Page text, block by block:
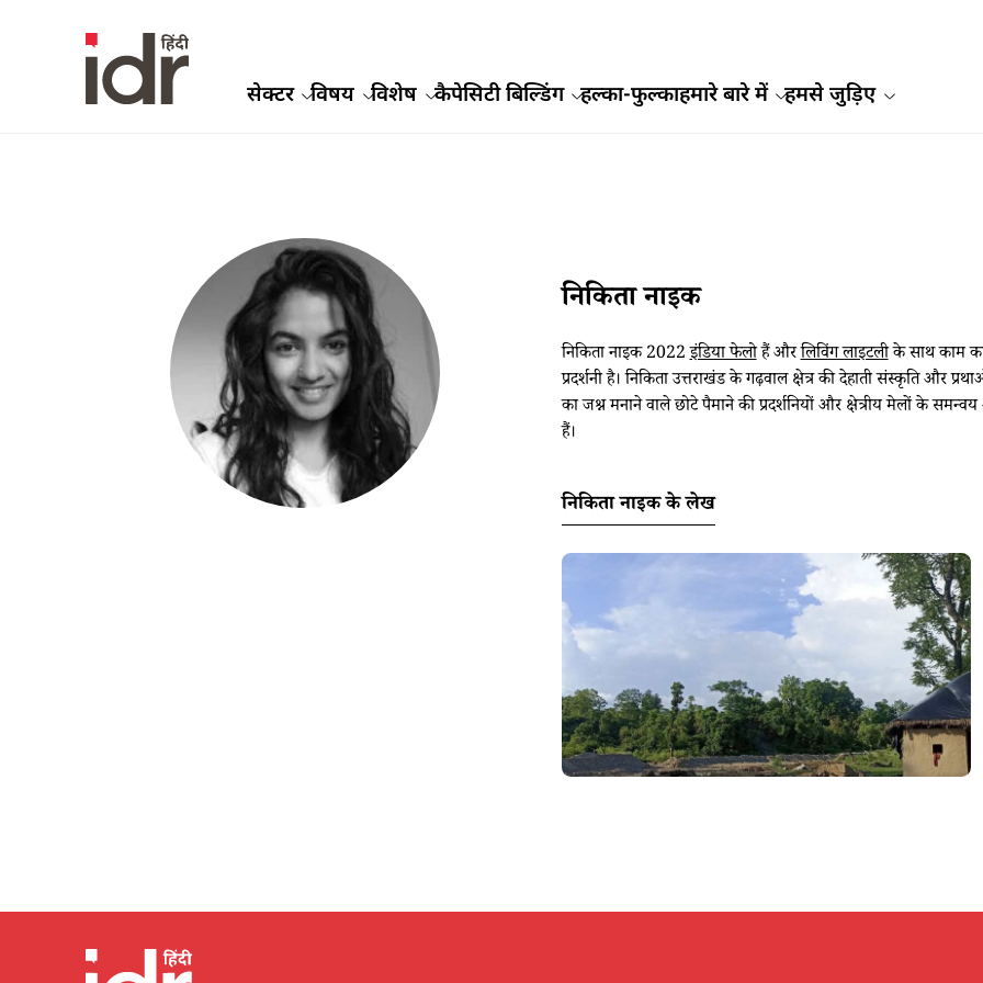
सेक्टर विषय विशेष कैपेसिटी बिल्डिंग हल्का-फुल्काहमारे बारे में हमसे जुड़िए
निकिता नाइक
निकिता नाइक 2022इंडिया फेलोहैं औरलिविंग लाइटलीके साथ काम कर
प्रदर्शनी है। निकिता उत्तराखंड के गढ़वाल क्षेत्र की देहाती संस्कृति और
का जश्न मनाने वाले छोटे पैमाने की प्रदर्शनियों और क्षेत्रीय मेलों के
हैं।
निकिता नाइक के लेख